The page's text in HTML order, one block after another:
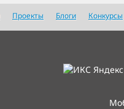
Проекты Блоги Конкурсы